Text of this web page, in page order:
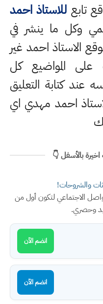
تابع للاستاذ احمد
وكل ما ينشر في
الاستاذ احمد غير
المواضيع كل
كتابة التعليق
احمد مهدي اي
بالأسفل 👇
والشروحات!
الاجتماعي لتكون أول من
وحصري.
انضم الآن
انضم الآن